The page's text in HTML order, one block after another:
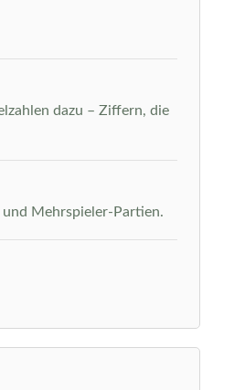
dazu – Ziffern, die
Mehrspieler-Partien.